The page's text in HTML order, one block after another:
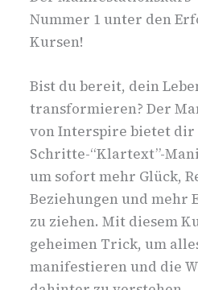
Nummer 1 unter den
Kursen!
Bist du bereit, dein
transformieren? Der
von Interspire bietet dir
Schritte-“Klartext”-
um sofort mehr Glück,
Beziehungen und mehr
zu ziehen. Mit diesem
geheimen Trick, um
manifestieren und die